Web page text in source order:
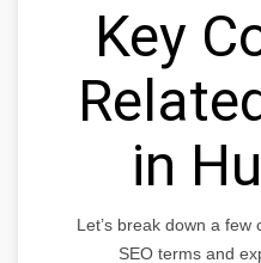
Key
in
Let’s break down a
SEO terms and